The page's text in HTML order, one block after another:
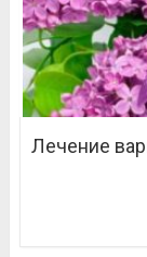
Лечение